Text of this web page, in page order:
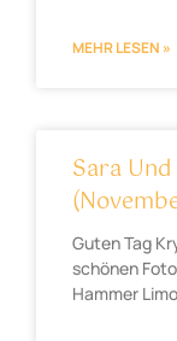
MEHR LESEN »
Sara
Guten Tag
schönen
Hammer